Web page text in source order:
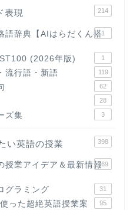
表現 214
語辞典【AIはらだくん搭1
(2026年版) 1
流行語・新語 119
62
28
ズ集 3
い英語の授業 398
授業アイデア＆最新情報169
グラミング 31
った超絶英語授業案 95